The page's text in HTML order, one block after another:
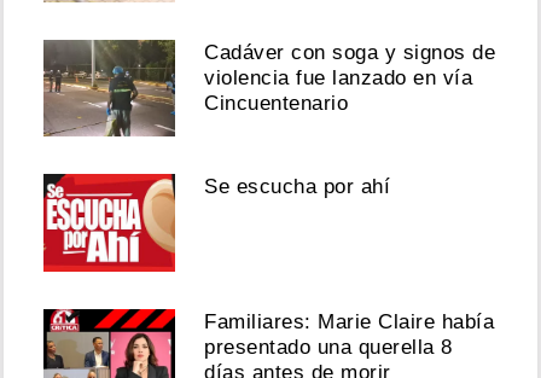
Cadáver con soga y signos de
violencia fue lanzado en vía
Cincuentenario
Se escucha por ahí
Familiares: Marie Claire había
presentado una querella 8
días antes de morir